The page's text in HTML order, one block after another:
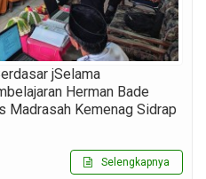
jSelama
Herman Bade
Madrasah Kemenag Sidrap
Selengkapnya